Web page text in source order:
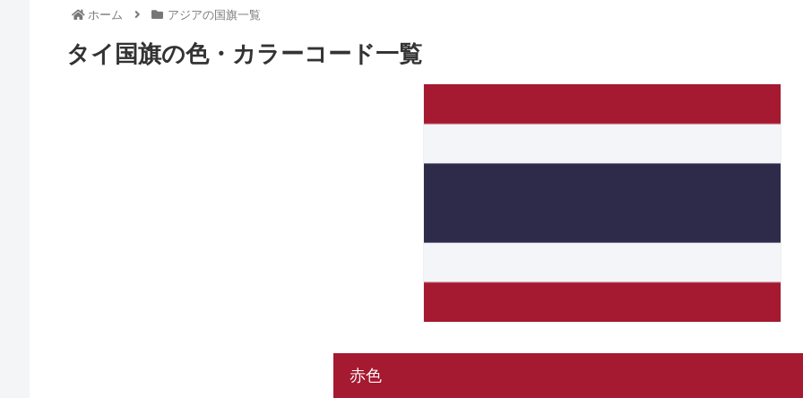
ホーム アジアの国旗一覧
タイ国旗の色・カラーコード一覧
赤色